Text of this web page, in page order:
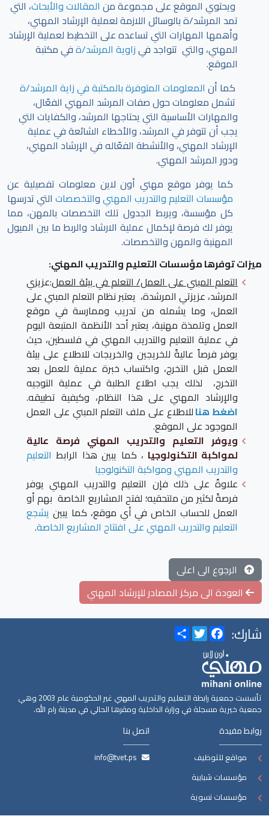
ويحتوي الموقع على مجموعة من المقالات والأبحاث، التي
تمد المرشد/ة بالوسائل اللازمة لعملية الإرشاد المهني،
وأهمها المهارات التي تساعده على التخطيط لعملية الإرشاد
المهني، والتي تتواجد فيزاوية المرشد/ةفي مكتبة
الموقع.
كما أن المعلومات المتوفرة بالمكتبة في زاية المرشد/ة
تشمل معلومات حول صفات المرشد المهني الفعّال،
والمهارات الأساسية التي يحتاجها المرشد، والكفايات التي
يجب أن تتوفر في المرشد، والأخطاء الشائعة في عملية
الإرشاد المهني، والأنشطة الفعّاله في الإرشاد المهني،
ودور المرشد المهني.
كما يوفر موقع مهني أون لاين معلومات تفصيلية عن
مؤسسات التعليم والتدريب المهنيوالتخصصات التي تدرسها
كل مؤسسة، ويربط الجدول تلك التخصصات بالمهن، مما
يوفر لك فرصة لإكمال عملية الارشاد والربط ما بين الميول
المهنية والمهن والتخصصات.
ميزات توفرها مؤسسات التعليم والتدريب المهني:
التعلم المبني على العمل/ التعلم في بيئة العمل:عزيزي
المرشد، عزيزتي المرشدة، يعتبر نظام التعلم المبني على
العمل، وما يشمله من تدريب وممارسة في موقع
العمل وتلمذة مهنية، يعتبر أحد الأنظمة المتبعة اليوم
في عملية التعليم والتدريب المهني في فلسطين، حيث
يوفر فرصاً عاليةً للخريجين والخريجات للاطلاع على بيئة
العمل قبل التخرج، واكتساب خبرة عملية للعمل بعد
التخرج، لذلك يجب اطلاع الطلبة في عملية التوجيه
والإرشاد المهني على هذا النظام، وكيفية تطبيقه.
اضغط هناللاطلاع على ملف التعلم المبني على العمل
الموجود على الموقع.
ويوفر التعليم والتدريب المهني فرصة عالية
لمواكبة التكنولوجيا ، كما يبين هذا الرابط التعليم
والتدريب المهني ومواكبة التكنولوجيا
علاوةً على ذلك فإن التعليم والتدريب المهني يوفر
فرصةً لكثير من ملتحقيه؛ لفتح المشاريع الخاصة بهم أو
العمل للحساب الخاص في أي موقع، كما يبين يشجع
التعليم والتدريب المهني على افتتاح المشاريع الخاصة.
الرجوع الى اعلى
العودة الى مركز المصادر للإرشاد المهني
شارك: ShareTwitterFacebook
تأسست جمعية رابطة التعليم والتدريب المهني غير الحكومية عام 2003 وهي
جمعية خيرية مسجلة في وزارة الداخلية ومقرها الحالي في مدينة رام الله.
روابط مفيدة
مواقع للتوظيف
مؤسسات شبابية
مؤسسات نسوية
اتصل بنا
info@tvet.ps